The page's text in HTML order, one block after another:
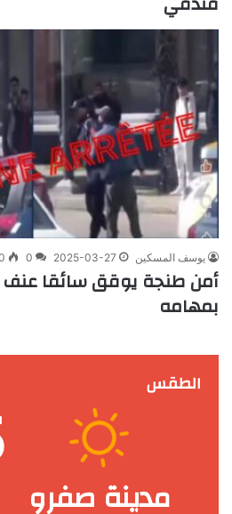
يوسف المسكين 2025-03-27
0
أمن طنجة يوقق سائقا عنف
بمهامه
الطقس
مدينة صفرو